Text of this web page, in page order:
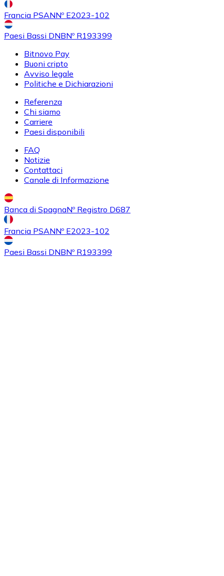
AcquistareEthereum Classic
ETC
AcquistareAlgorandcon bonifico bancario
ALGO
Francia PSANNº E2023-102
Paesi Bassi DNBNº R193399
Bitnovo Pay
Buoni cripto
Avviso legale
Politiche e Dichiarazioni
Referenza
Chi siamo
Carriere
Paesi disponibili
FAQ
Notizie
Contattaci
Canale di Informazione
Banca di SpagnaNº Registro D687
Francia PSANNº E2023-102
Paesi Bassi DNBNº R193399